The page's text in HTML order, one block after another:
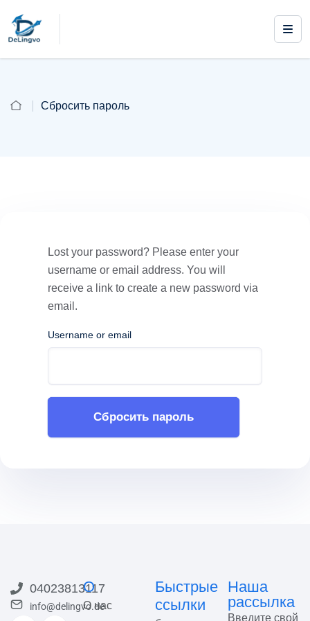
Сбросить пароль
Lost your password? Please enter your
username or email address. You will
receive a link to create a new password via
email.
Username or email
Сбросить пароль
04023813117
info@delingvo.de
О
О нас
Быстрые
ссылки
Наша
рассылка
Введите свой